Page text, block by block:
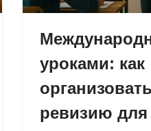
уроками: как
ревизию для